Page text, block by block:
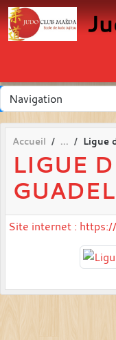
Accueil Ligue
LIGUE
Site internet :
Panneau de gestion